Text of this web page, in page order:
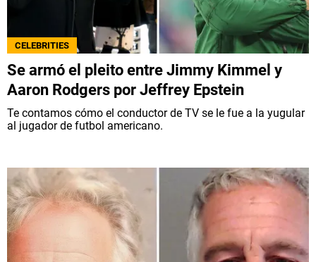
CELEBRITIES
Se armó el pleito entre Jimmy Kimmel y
Aaron Rodgers por Jeffrey Epstein
Te contamos cómo el conductor de TV se le fue a la yugular
al jugador de futbol americano.